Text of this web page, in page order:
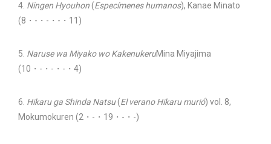
4. Ningen Hyouhon(Especímenes humanos), Kanae Minato
(8・-・-・-・11)
5. Naruse wa Miyako wo KakenukeruMina Miyajima
(10・-・-・-・4)
6. Hikaru ga Shinda Natsu(El verano Hikaru murió) vol. 8,
Mokumokuren (2・-・19・-・-)